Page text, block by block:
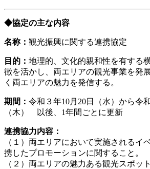
◆協定の主な内容
名称： 観光振興に関する連携協定
目的： 地理的、文化的親和性を有する
徴を活かし、両エリアの観光事業を発
く両エリアの魅力を発信する。
期間： 令和３年10月20日（水）から令
（木） 以後、1年間ごとに更新
連携協力内容：
（１）両エリアにおいて実施されるイ
携したプロモーションに関すること。
（２）両エリアの魅力ある観光スポッ